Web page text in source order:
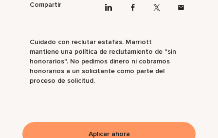
Compartir
Cuidado con reclutar estafas. Marriott
mantiene una política de reclutamiento de "sin
honorarios". No pedimos dinero ni cobramos
honorarios a un solicitante como parte del
proceso de solicitud.
Aplicar ahora